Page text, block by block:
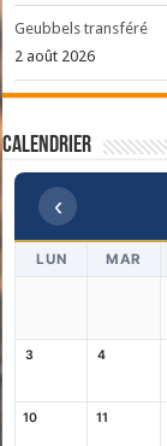
Geubbels transféré
2 août 2026
Calendrier
‹
LUN MAR
3 4
10 11